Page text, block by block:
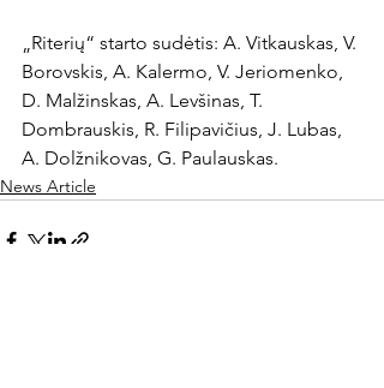
„Riterių“ starto sudėtis: A. Vitkauskas, V.
Borovskis, A. Kalermo, V. Jeriomenko,
D. Malžinskas, A. Levšinas, T.
Dombrauskis, R. Filipavičius, J. Lubas,
A. Dolžnikovas, G. Paulauskas.
News Article